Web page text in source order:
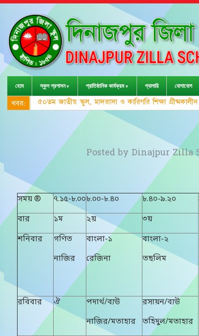
হোম স্কুল প্রশাসন প্রাতিষ্ঠানিক কার্যক্রম গ্যালারি যোগাযোগ
খবর: ৫০তম জাতীয় স্কুল, মাদরাসা ও কারিগরি শিক্ষা
Posted by Dinajpur Zilla
সময় ® ৭.১৫-৮.০০৮.০০-৮.৪০ ৮.৪০-৯.২০
বার
১ম ২য় ৩য়
শনিবার
গণিত
নাজির
বাংলা-১
রেজিনা
বাংলা-২
তছলিম
রবিবার
ঐ
পদার্থ/ব্যউ
নাজির/মতাহার
রসায়ন/ব্যউ
তহিদুল/মতাহার